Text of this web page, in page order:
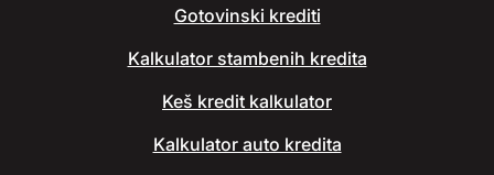
Gotovinski krediti
Kalkulator stambenih kredita
Keš kredit kalkulator
Kalkulator auto kredita